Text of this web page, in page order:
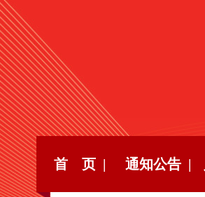
首 页 | 通知公告 |